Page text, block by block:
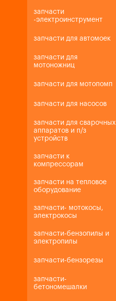
запчасти
-электроинструмент
запчасти для автомоек
запчасти для
мотоножниц
запчасти для мотопомп
запчасти для насосов
запчасти для сварочных
аппаратов и п/з
устройств
запчасти к
компрессорам
запчасти на тепловое
оборудование
запчасти- мотокосы,
электрокосы
запчасти-бензопилы и
электропилы
запчасти-бензорезы
запчасти-
бетономешалки